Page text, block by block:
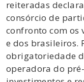
reiteradas
consórcio de
confronto com os
e dos brasileiros.
obrigatoriedade
operadora do